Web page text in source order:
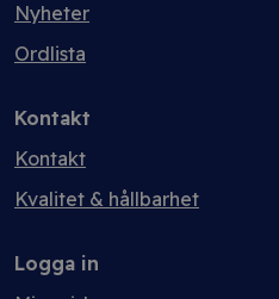
Nyheter
Ordlista
Kontakt
Kontakt
Kvalitet & hållbarhet
Logga in